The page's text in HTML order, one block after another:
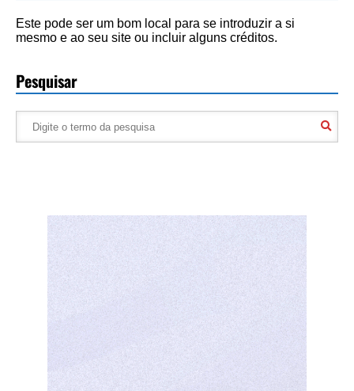
Este pode ser um bom local para se introduzir a si
mesmo e ao seu site ou incluir alguns créditos.
Pesquisar